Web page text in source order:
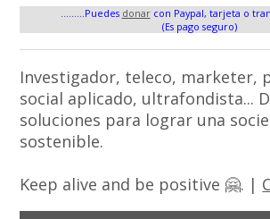
.........Puedes donarcon Paypal, tarjeta o
(Es pago seguro)
Investigador, teleco, marketer,
social aplicado, ultrafondista...
soluciones para lograr una
sostenible.
Keep alive and be positive 🤗. |